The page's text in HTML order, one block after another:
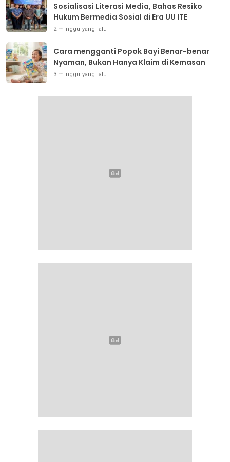
Sosialisasi Literasi Media, Bahas Resiko
Hukum Bermedia Sosial di Era UU ITE
2 minggu yang lalu
Cara mengganti Popok Bayi Benar-benar
Nyaman, Bukan Hanya Klaim di Kemasan
3 minggu yang lalu